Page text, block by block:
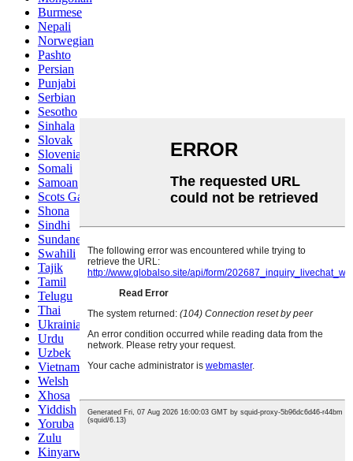
Burmese
Nepali
Norwegian
Pashto
Persian
Punjabi
Serbian
Sesotho
Sinhala
Slovak
Slovenian
Somali
Samoan
Scots Gaelic
Shona
Sindhi
Sundanese
Swahili
Tajik
Tamil
Telugu
Thai
Ukrainian
Urdu
Uzbek
Vietnamese
Welsh
Xhosa
Yiddish
Yoruba
Zulu
Kinyarwanda